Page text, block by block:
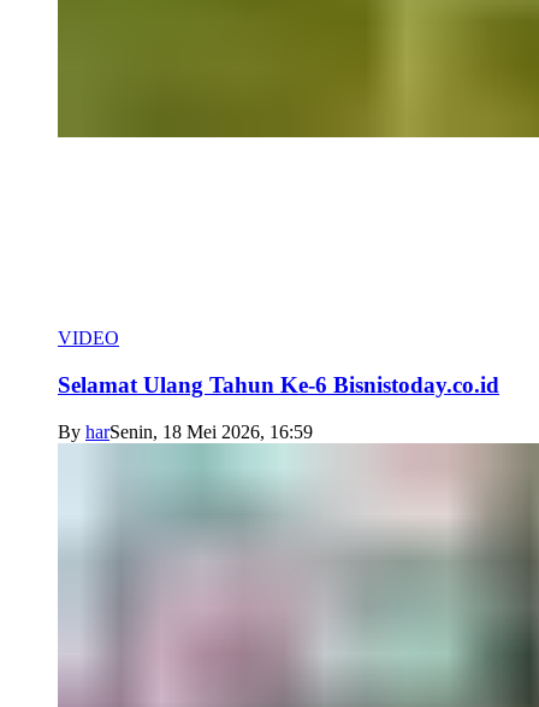
VIDEO
Selamat Ulang Tahun Ke-6 Bisnistoday.co.id
By harSenin, 18 Mei 2026, 16:59